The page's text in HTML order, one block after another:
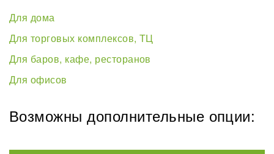
Для дома
Для торговых комплексов, ТЦ
Для баров, кафе, ресторанов
Для офисов
Возможны дополнительные опции: